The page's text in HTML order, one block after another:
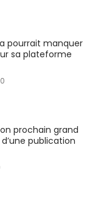
pourrait manquer
sa plateforme
prochain grand
publication